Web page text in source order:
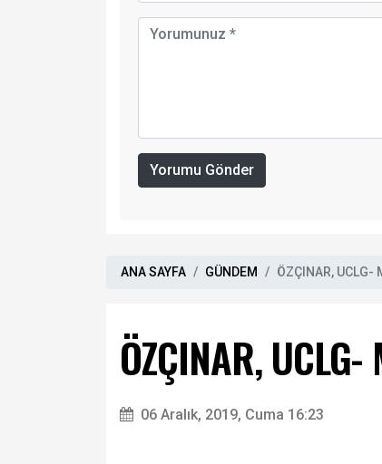
Yorumu Gönder
ANA SAYFA GÜNDEM ÖZÇINAR, UCLG-
ÖZÇINAR,
06 Aralık, 2019, Cuma 16:23